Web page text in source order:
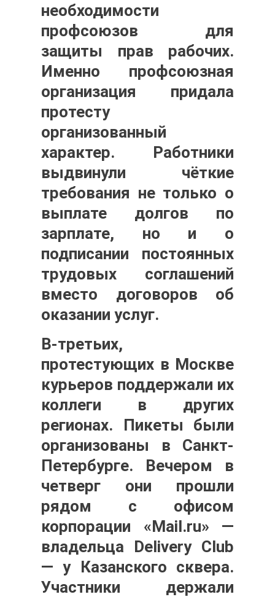
необходимости
профсоюзов для
защиты прав рабочих.
Именно профсоюзная
организация придала
протесту
организованный
характер. Работники
выдвинули чёткие
требования не только о
выплате долгов по
зарплате, но и о
подписании постоянных
трудовых соглашений
вместо договоров об
оказании услуг.
В-третьих,
протестующих в Москве
курьеров поддержали их
коллеги в других
регионах. Пикеты были
организованы в Санкт-
Петербурге. Вечером в
четверг они прошли
рядом с офисом
корпорации «Mail.ru» —
владельца Delivery Club
— у Казанского сквера.
Участники держали